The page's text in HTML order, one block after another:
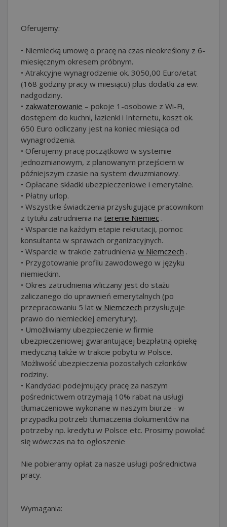
Oferujemy:
• Niemiecką umowę o pracę na czas nieokreślony z 6-
miesięcznym okresem próbnym.
• Atrakcyjne wynagrodzenie ok. 3050,00 Euro/etat
(168 godziny pracy w miesiącu) plus dodatki za ew.
nadgodziny.
• zakwaterowanie – pokoje 1-osobowe z Wi-Fi,
dostępem do kuchni, łazienki i Internetu, koszt ok.
650 Euro odliczany jest na koniec miesiąca od
wynagrodzenia.
• Oferujemy pracę początkowo w systemie
jednozmianowym, z planowanym przejściem w
późniejszym czasie na system dwuzmianowy.
• Opłacane składki ubezpieczeniowe i emerytalne.
• Płatny urlop.
• Wszystkie świadczenia przysługujące pracownikom
z tytułu zatrudnienia na terenie Niemiec .
• Wsparcie na każdym etapie rekrutacji, pomoc
konsultanta w sprawach organizacyjnych.
• Wsparcie w trakcie zatrudnienia w Niemczech .
• Przygotowanie profilu zawodowego w języku
niemieckim.
• Okres zatrudnienia wliczany jest do stażu
zaliczanego do uprawnień emerytalnych (po
przepracowaniu 5 lat w Niemczech przysługuje
prawo do niemieckiej emerytury).
• Umożliwiamy ubezpieczenie w firmie
ubezpieczeniowej gwarantującej bezpłatną opiekę
medyczną także w trakcie pobytu w Polsce.
Możliwość ubezpieczenia pozostałych członków
rodziny.
• Kandydaci podejmujący pracę za naszym
pośrednictwem otrzymają 10% rabat na usługi
tłumaczeniowe wykonane w naszym biurze - w
przypadku potrzeb tłumaczenia dokumentów na
potrzeby np. kredytu w Polsce etc. Prosimy powołać
się wówczas na to ogłoszenie
Nie pobieramy opłat za nasze usługi pośrednictwa
pracy.
Wymagania: